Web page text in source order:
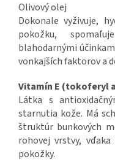
Olivový olej
Dokonale vyživuje,
pokožku,
blahodarnými
vonkajších faktorov a
Vitamín E (tokoferyl
Látka s
starnutia kože. Má
štruktúr bunkových
rohovej vrstvy,
pokožky.